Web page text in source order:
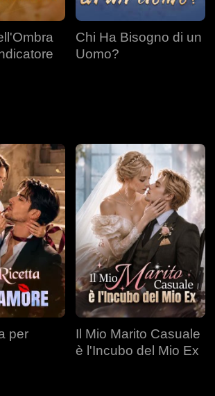
Chi Ha Bisogno di un
Uomo?
per
Il Mio Marito Casuale
è l'Incubo del Mio Ex